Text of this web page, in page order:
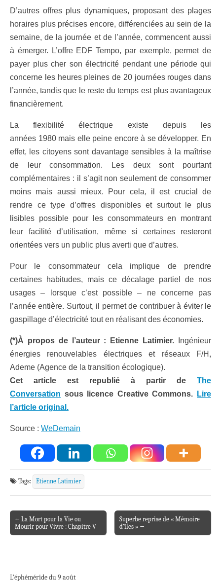
D’autres offres plus dynamiques, proposant des plages
horaires plus précises encore, différenciées au sein de la
semaine, de la journée et de l’année, commencent aussi
à émerger. L’offre EDF Tempo, par exemple, permet de
payer plus cher son électricité pendant une période qui
concerne les heures pleines de 20 journées rouges dans
l’année, tandis que le reste du temps est plus avantageux
financièrement.
La flexibilité électrique existe depuis les
années 1980 mais elle peine encore à se développer. En
effet, les citoyens sont davantage sensibles à la maîtrise
de leur consommation. Les deux sont pourtant
complémentaires : il s’agit non seulement de consommer
moins mais aussi mieux. Pour cela, il est crucial de
rendre ce type d’offres disponibles et surtout le plus
lisibles possible pour les consommateurs en montrant
leur facilité d’utilisation, même si certaines resteront
orientées vers un public plus averti que d’autres.
Pour le consommateur cela implique de prendre
certaines habitudes, mais ce décalage partiel de nos
usages – lorsque c’est possible – ne concerne pas
l’année entière. Surtout, il permet de contribuer à éviter le
gaspillage d’électricité tout en réalisant des économies.
(*)À propos de l’auteur : Etienne Latimier.
Ingénieur
énergies renouvelables électriques et réseaux F/H,
Ademe (Agence de la transition écologique).
Cet article est republié à partir de The
Conversation sous licence Creative Commons.
Lire
l’article original.
Source : WeDemain
Tags: Etienne Latimier
Post navigation
← La Mort pour la Vie ou
Mourir pour Vivre : Chapitre V
Superbe reprise de « Mémoire
d’îles » →
L’éphéméride du 9 août